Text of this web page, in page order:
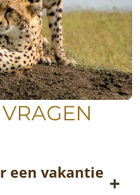
een vakantie